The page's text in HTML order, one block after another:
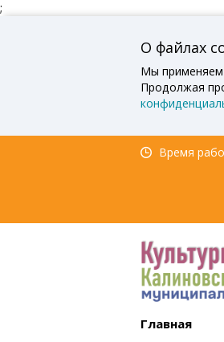
;
О файлах
Мы применяем
Продолжая
Время
Главная